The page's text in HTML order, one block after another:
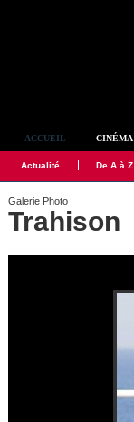
ACCUEIL CINÉMA
Actualité De A à Z
Galerie Photo
Trahison